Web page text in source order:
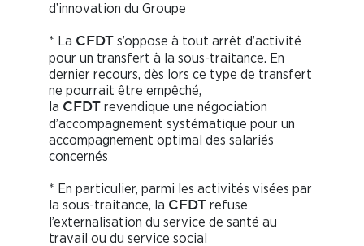
d’innovation du Groupe
* La CFDT s’oppose à tout arrêt d’activité
pour un transfert à la sous-traitance. En
dernier recours, dès lors ce type de transfert
ne pourrait être empêché,
la CFDT revendique une négociation
d’accompagnement systématique pour un
accompagnement optimal des salariés
concernés
* En particulier, parmi les activités visées par
la sous-traitance, la CFDT refuse
l’externalisation du service de santé au
travail ou du service social